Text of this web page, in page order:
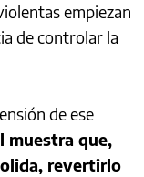
empiezan
de controlar la
de ese
muestra que,
revertirlo